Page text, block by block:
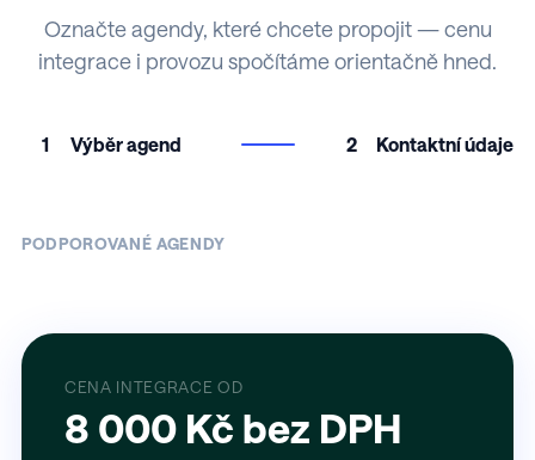
Označte agendy, které chcete propojit — cenu
integrace i provozu spočítáme orientačně hned.
1 Výběr agend 2 Kontaktní údaje
PODPOROVANÉ AGENDY
CENA INTEGRACE OD
8 000 Kč bez DPH